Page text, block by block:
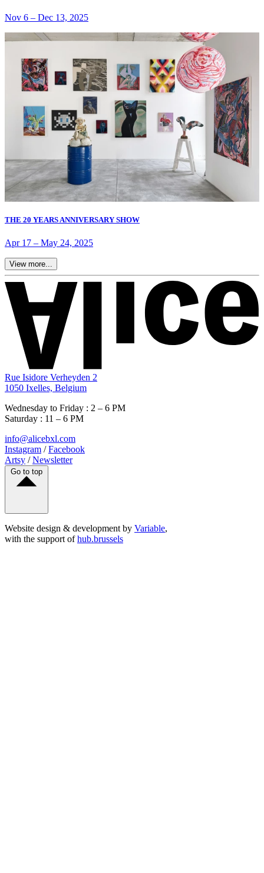
Nov 6 – Dec 13, 2025
THE 20 YEARS ANNIVERSARY SHOW
Apr 17 – May 24, 2025
View more...
Rue Isidore Verheyden 2
1050 Ixelles, Belgium
Wednesday to Friday : 2 – 6 PM
Saturday : 11 – 6 PM
info@alicebxl.com
Instagram /Facebook
Artsy /Newsletter
Go to top
Website design & development by Variable,
with the support ofhub.brussels